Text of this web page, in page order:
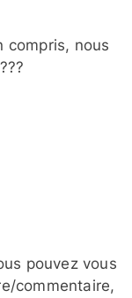
compris, nous
pouvez vous
​commentaire,